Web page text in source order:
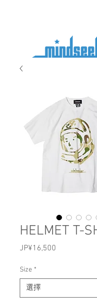
HELMET T-
JP¥16,500
Size *